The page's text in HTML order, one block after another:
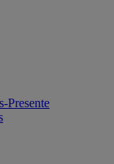
Presente